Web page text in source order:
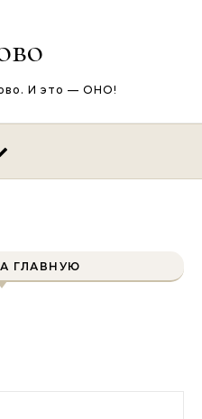
И это — ОНО!
ГЛАВНУЮ